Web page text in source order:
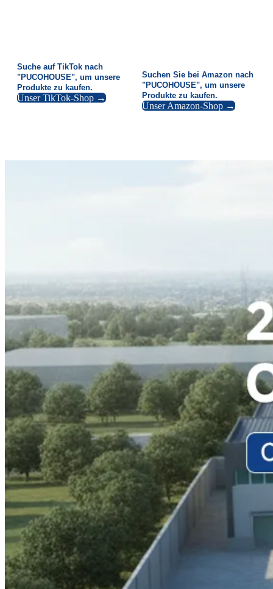
Suche auf TikTok nach
"PUCOHOUSE", um unsere
Produkte zu kaufen.
Unser TikTok-Shop →
Suchen Sie bei Amazon nach
"PUCOHOUSE", um unsere
Produkte zu kaufen.
Unser Amazon-Shop →